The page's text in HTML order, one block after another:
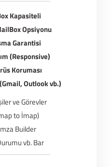
Kapasiteli
Opsiyonu
Garantisi
(Responsive)
Koruması
Outlook vb.)
ve Görevler
to İmap)
Builder
vb. Bar